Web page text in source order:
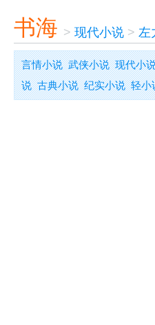
书海 > 现代小说 > 左
言情小说 武侠小说 现代小
说 古典小说 纪实小说 轻小